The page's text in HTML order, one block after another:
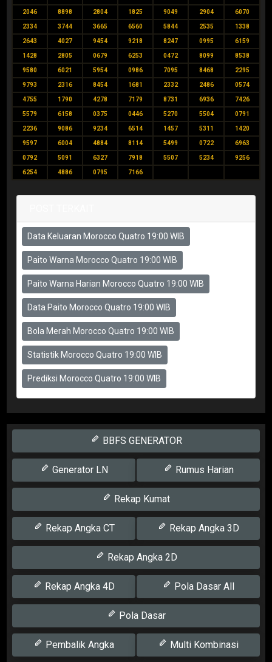
2046 8898 2804 1825 9049 2904 6070
2334 3744 3665 6560 5844 2535 1338
2643 4027 9454 9218 8247 0995 6159
1428 2805 0679 6253 0472 8099 8538
9580 6021 5954 0986 7095 8468 2295
9793 2316 8454 1681 2332 2486 0574
4755 1790 4278 7179 8731 6936 7426
5579 6158 0375 0446 5270 5504 0791
2236 9086 9234 6514 1457 5311 1420
9597 6004 4884 8114 5499 0722 6963
0792 5091 6327 7918 5507 5234 9256
6254 4886 0795 7166
Data Keluaran Morocco Quatro 19:00 WIB
Paito Warna Morocco Quatro 19:00 WIB
Paito Warna Harian Morocco Quatro 19:00 WIB
Data Paito Morocco Quatro 19:00 WIB
Bola Merah Morocco Quatro 19:00 WIB
Statistik Morocco Quatro 19:00 WIB
Prediksi Morocco Quatro 19:00 WIB
BBFS GENERATOR
Generator LN Rumus Harian
Rekap Kumat
Rekap Angka CT Rekap Angka 3D
Rekap Angka 2D
Rekap Angka 4D Pola Dasar All
Pola Dasar
Pembalik Angka Multi Kombinasi